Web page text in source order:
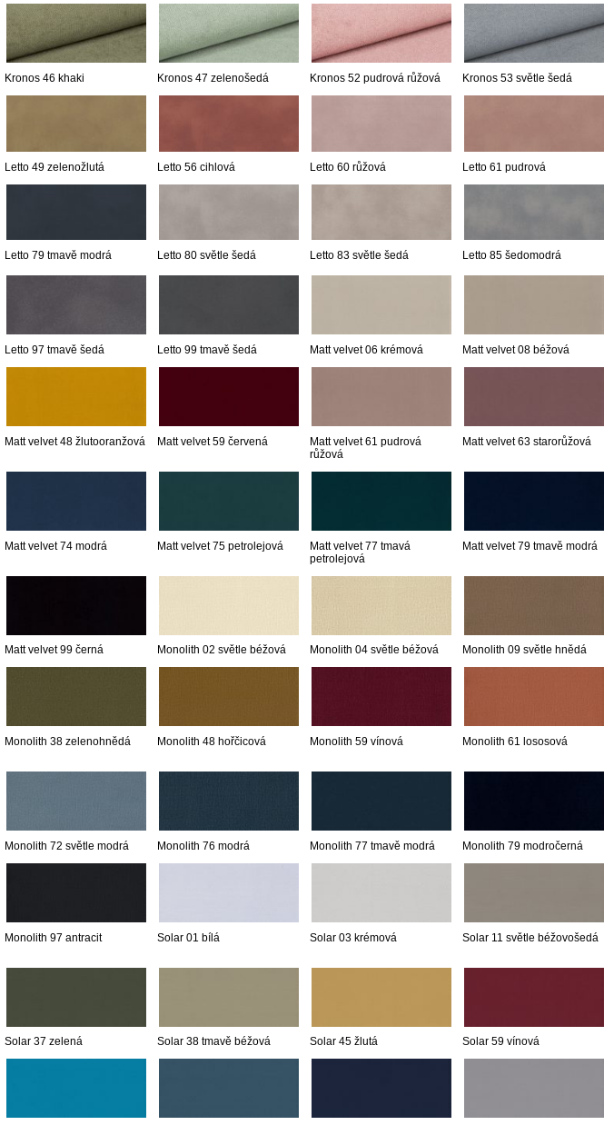
Kronos 46 khaki Kronos 47 zelenošedá Kronos 52 pudrová růžová Kronos 53 světle šedá
Letto 49 zelenožlutá Letto 56 cihlová Letto 60 růžová Letto 61 pudrová
Letto 79 tmavě modrá Letto 80 světle šedá Letto 83 světle šedá Letto 85 šedomodrá
Letto 97 tmavě šedá Letto 99 tmavě šedá Matt velvet 06 krémová Matt velvet 08 béžová
Matt velvet 48 žlutooranžová Matt velvet 59 červená
Matt velvet 61 pudrová
růžová
Matt velvet 63 starorůžová
Matt velvet 74 modrá Matt velvet 75 petrolejová
Matt velvet 77 tmavá
petrolejová
Matt velvet 79 tmavě modrá
Matt velvet 99 černá Monolith 02 světle béžová Monolith 04 světle béžová Monolith 09 světle hnědá
Monolith 38 zelenohnědá Monolith 48 hořčicová Monolith 59 vínová Monolith 61 lososová
Monolith 72 světle modrá Monolith 76 modrá Monolith 77 tmavě modrá Monolith 79 modročerná
Monolith 97 antracit Solar 01 bílá Solar 03 krémová Solar 11 světle béžovošedá
Solar 37 zelená Solar 38 tmavě béžová Solar 45 žlutá Solar 59 vínová